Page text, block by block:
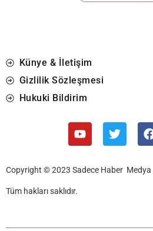
Künye & İletişim
Gizlilik Sözleşmesi
Hukuki Bildirim
Copyright © 2023 Sadece Haber Medya
Tüm hakları saklıdır.